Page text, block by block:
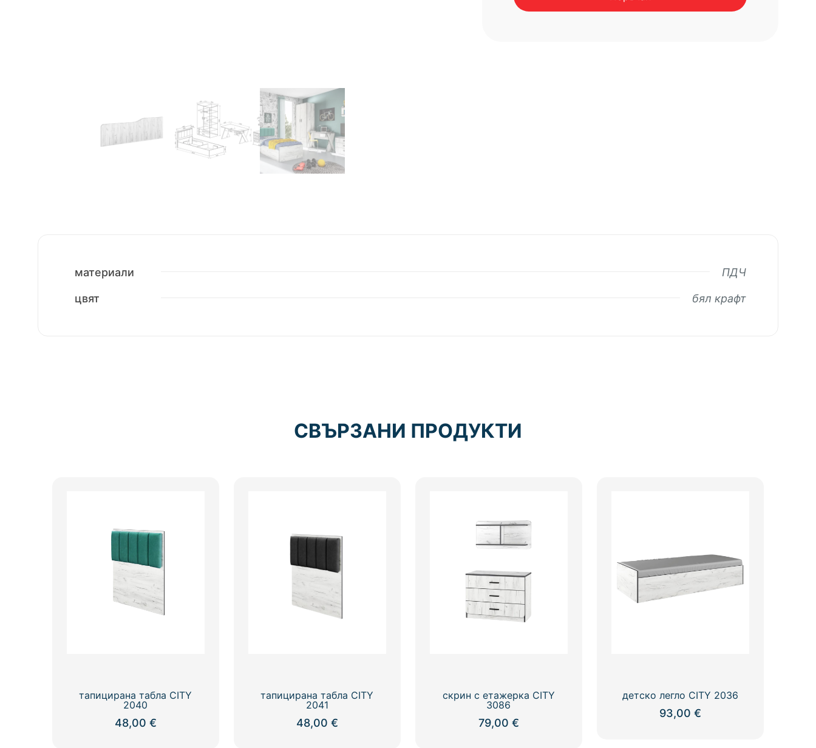
CITY
материали ПДЧ
цвят бял крафт
СВЪРЗАНИ ПРОДУКТИ
тапицирана табла CITY
2040
48,00 €
тапицирана табла CITY
2041
48,00 €
скрин с етажерка CITY
3086
79,00 €
детско легло CITY 2036
93,00 €